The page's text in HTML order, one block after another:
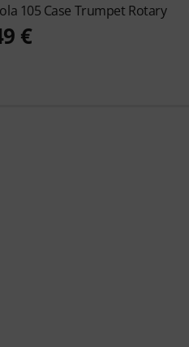
105 Case Trumpet Rotary
€